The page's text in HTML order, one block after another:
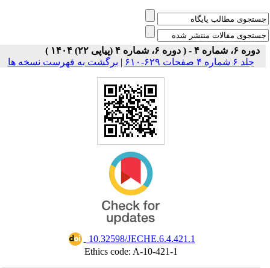
دوره ۶، شماره ۴ - ( دوره ۶، شماره ۴ (پیاپی ۲۲) ۱۴۰۴ )
جلد ۶ شماره ۴ صفحات ۶۲۹-۶۱۰
| برگشت به فهرست نسخه ها
‎ 10.32598/JECHE.6.4.421.1
Ethics code: A-10-421-1